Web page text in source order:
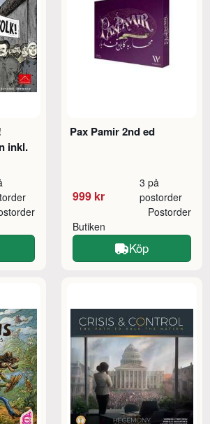
inkl.
Pax Pamir 2nd ed
999 kr
3 på
postorder
Butiken
Postorder
Köp